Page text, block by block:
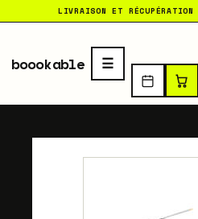
LIVRAISON ET
boookable